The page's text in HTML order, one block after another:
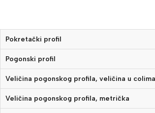
Pokretački profil
Pogonski profil
Veličina pogonskog profila, veličina u colima
Veličina pogonskog profila, metrička